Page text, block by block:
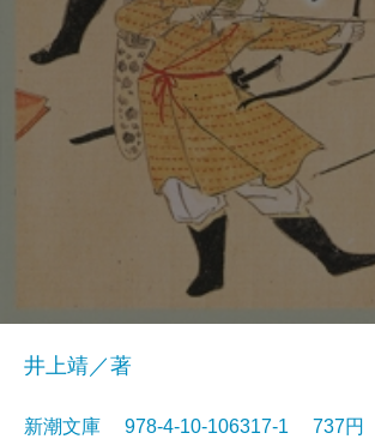
井上靖／著
新潮文庫 978-4-10-106317-1 737円